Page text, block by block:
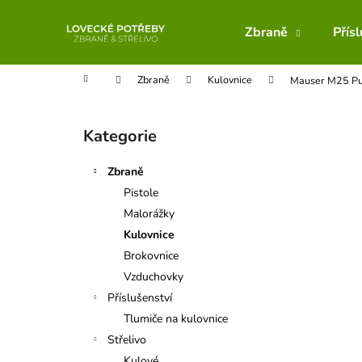
Zbraně
Domů Zbraně Kulovnice Mauser M25
Přeskočit
kategorie
Kategorie
Zbraně
Pistole
Malorážky
Kulovnice
Brokovnice
Vzduchovky
Příslušenství
Tlumiče na kulovnice
Střelivo
í
Zpět
do
Zpět
do